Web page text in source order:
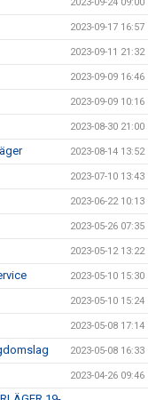
2023-09-17 16:57
2023-09-11 21:32
2023-09-09 16:46
2023-09-09 10:16
2023-08-30 21:00
2023-08-14 13:52
2023-07-10 13:43
2023-06-22 10:13
2023-05-26 07:35
2023-05-12 13:22
2023-05-10 15:30
2023-05-10 15:24
2023-05-08 17:14
2023-05-08 16:33
2023-04-26 09:46